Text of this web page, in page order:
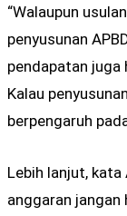
“Walaupun
penyusunan
pendapatan juga
Kalau
berpengaruh
Lebih lanjut, kata
anggaran jangan